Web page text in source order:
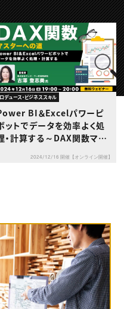
がる×メディア
デュース・ビジネススキル
BI＆Excelパワーピ
ットでデータを効率よく処
・計算する～DAX関数マス
2024/12/16 開催【オンライン開催】